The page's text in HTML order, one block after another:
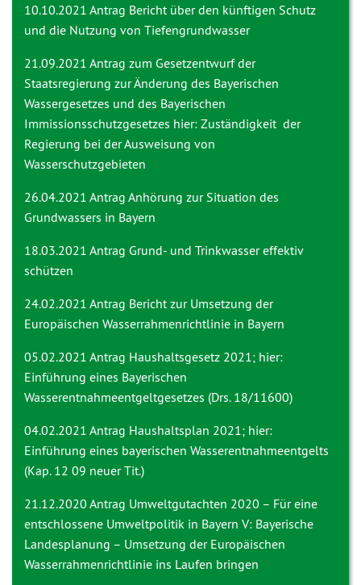
10.10.2021 Antrag Bericht über den künftigen Schutz
und die Nutzung von Tiefengrundwasser
21.09.2021 Antrag zum Gesetzentwurf der
Staatsregierung zur Änderung des Bayerischen
Wassergesetzes und des Bayerischen
Immissionsschutzgesetzes hier: Zuständigkeit der
Regierung bei der Ausweisung von
Wasserschutzgebieten
26.04.2021 Antrag Anhörung zur Situation des
Grundwassers in Bayern
18.03.2021 Antrag Grund- und Trinkwasser effektiv
schützen
24.02.2021 Antrag Bericht zur Umsetzung der
Europäischen Wasserrahmenrichtlinie in Bayern
05.02.2021 Antrag Haushaltsgesetz 2021; hier:
Einführung eines Bayerischen
Wasserentnahmeentgeltgesetzes (Drs. 18/11600)
04.02.2021 Antrag Haushaltsplan 2021; hier:
Einführung eines bayerischen Wasserentnahmeentgelts
(Kap. 12 09 neuer Tit.)
21.12.2020 Antrag Umweltgutachten 2020 – Für eine
entschlossene Umweltpolitik in Bayern V: Bayerische
Landesplanung – Umsetzung der Europäischen
Wasserrahmenrichtlinie ins Laufen bringen